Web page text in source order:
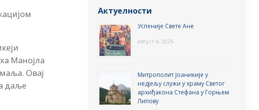
Манојла
Овај
даље
Актуелности
Успеније Свете Ане
август 6, 2026
Митрополит Јоаникије у
недјељу служи у храму Светог
архиђакона Стефана у Горњем
Липову